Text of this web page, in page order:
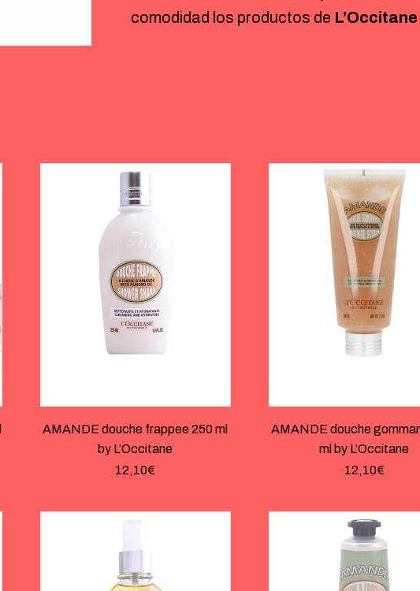
comodidad los productos de
AMANDE douche frappee 250 ml
by L’Occitane
12,10€
AMANDE douche
ml by L’Occitane
12,10€